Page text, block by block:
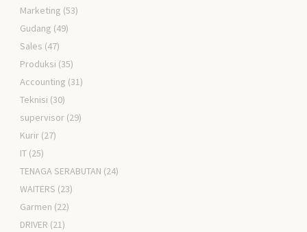
Marketing (53)
Gudang (49)
Sales (47)
Produksi (35)
Accounting (31)
Teknisi (30)
supervisor (29)
Kurir (27)
IT (25)
TENAGA SERABUTAN (24)
WAITERS (23)
Garmen (22)
DRIVER (21)